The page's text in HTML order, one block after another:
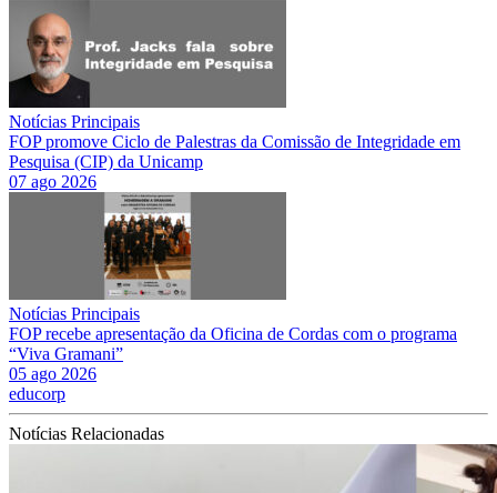
Notícias Principais
FOP promove Ciclo de Palestras da Comissão de Integridade em
Pesquisa (CIP) da Unicamp
07 ago 2026
Notícias Principais
FOP recebe apresentação da Oficina de Cordas com o programa
“Viva Gramani”
05 ago 2026
educorp
Notícias Relacionadas